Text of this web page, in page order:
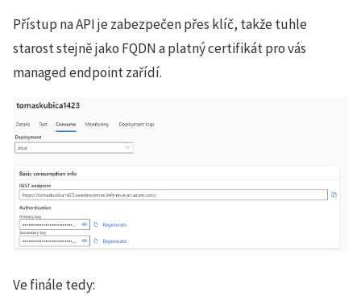
Přístup na API je zabezpečen přes klíč, takže tuhle
starost stejně jako FQDN a platný certifikát pro vás
managed endpoint zařídí.
Ve finále tedy: